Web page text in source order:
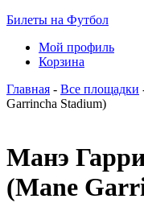
Билеты на Футбол
Мой профиль
Корзина
Главная - Все площадки
Garrincha Stadium)
Манэ
(Mane